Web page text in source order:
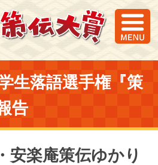
大賞
まちづくりとは
生落語選手権『策
告
安楽庵策伝ゆかり